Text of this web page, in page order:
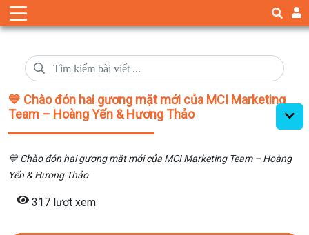
💙 Chào đón hai gương mặt mới của MCI Marketing
Team – Hoàng Yến & Hương Thảo
💙 Chào đón hai gương mặt mới của MCI Marketing Team – Hoàng
Yến & Hương Thảo
317 lượt xem